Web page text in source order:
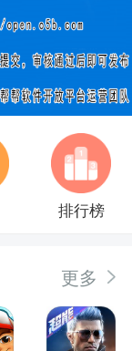
排行榜
更多